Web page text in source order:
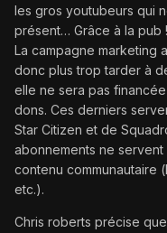
les gros youtubeurs qui
présent… Grâce à la pub !
La campagne marketing
donc plus trop tarder à
elle ne sera pas
dons. Ces derniers
Star Citizen et de
abonnements ne servent
contenu communautaire
etc.).
Chris roberts précise